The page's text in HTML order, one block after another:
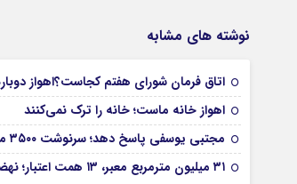
نوشته های مشابه
اتاق فرمان شورای هفتم کجاست؟اهواز
اهواز خانه ماست؛ خانه را ترک نمی‌کنند
مجتبی یوسفی پاسخ دهد؛ سرنوشت ۳۵۰۰ میلیارد تومان چه شد؟
۳۱ میلیون مترمربع معبر، ۱۳ همت اعتبار؛ نهضت آسفالت اهواز از کجا آغاز شده است؟